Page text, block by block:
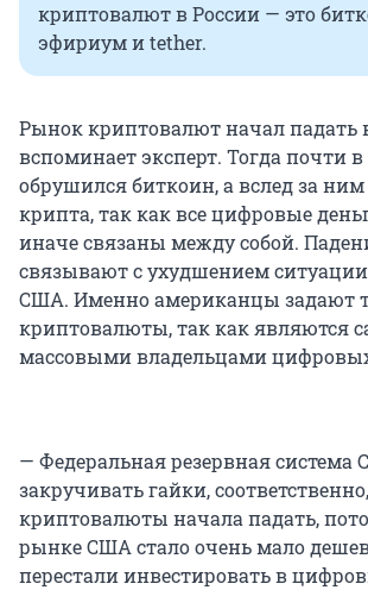
криптовалют в России — это
эфириум и tether.
Рынок криптовалют начал падать
вспоминает эксперт. Тогда почти в
обрушился биткоин, а вслед за
крипта, так как все цифровые
иначе связаны между собой.
связывают с ухудшением
США. Именно американцы задают
криптовалюты, так как являются
массовыми владельцами
— Федеральная резервная
закручивать гайки,
криптовалюты начала падать,
рынке США стало очень мало
перестали инвестировать в